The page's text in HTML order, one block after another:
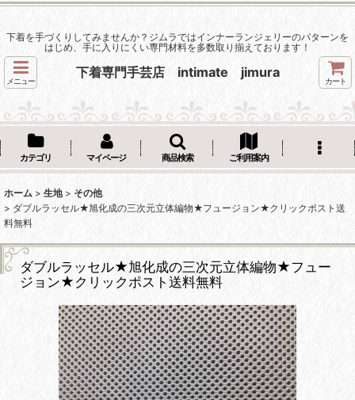
下着を手づくりしてみませんか？ジムラではインナーランジェリーのパターンを
はじめ、手に入りにくい専門材料を多数取り揃えております！
メニュー
下着専門手芸店 intimate jimura
カート
カテゴリ マイページ 商品検索 ご利用案内
ホーム > 生地 > その他
> ダブルラッセル★旭化成の三次元立体編物★フュージョン★クリックポスト送
料無料
ダブルラッセル★旭化成の三次元立体編物★フュー
ジョン★クリックポスト送料無料